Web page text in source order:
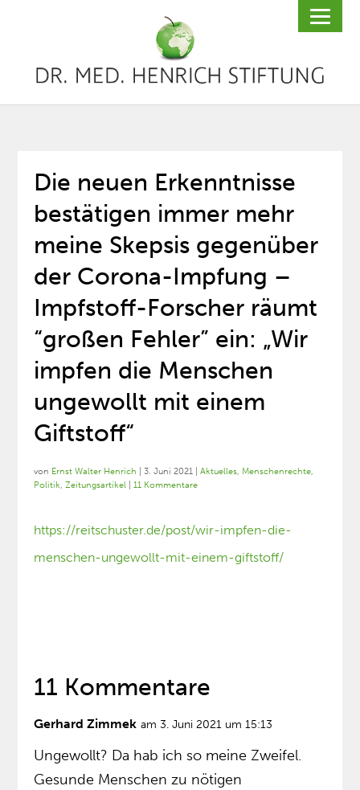
Die neuen Erkenntnisse
bestätigen immer mehr
meine Skepsis gegenüber
der Corona-Impfung –
Impfstoff-Forscher räumt
“großen Fehler” ein: „Wir
impfen die Menschen
ungewollt mit einem
Giftstoff“
von Ernst Walter Henrich |3. Juni 2021 |Aktuelles, Menschenrechte,
Politik,Zeitungsartikel |11 Kommentare
https://reitschuster.de/post/wir-impfen-die-
menschen-ungewollt-mit-einem-giftstoff/
11 Kommentare
Gerhard Zimmek am 3. Juni 2021 um 15:13
Ungewollt? Da hab ich so meine Zweifel.
Gesunde Menschen zu nötigen